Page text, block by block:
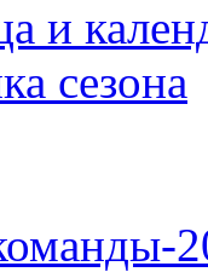
и
сезона